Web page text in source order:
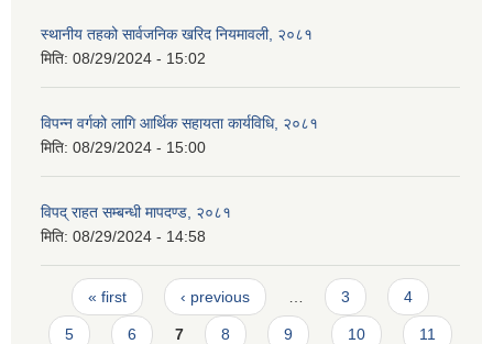
स्थानीय तहको सार्वजनिक खरिद नियमावली, २०८१
मिति: 08/29/2024 - 15:02
विपन्न वर्गको लागि आर्थिक सहायता कार्यविधि, २०८१
मिति: 08/29/2024 - 15:00
विपद् राहत सम्बन्धी मापदण्ड, २०८१
मिति: 08/29/2024 - 14:58
Pages
« first ‹ previous 3 4
5 6 7 8 9 10 11